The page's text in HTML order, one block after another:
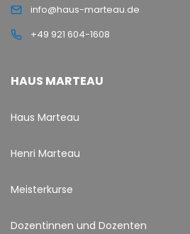
info@haus-marteau.de
+49 921 604-1608
HAUS MARTEAU
Haus Marteau
Henri Marteau
Meisterkurse
Dozentinnen und Dozenten